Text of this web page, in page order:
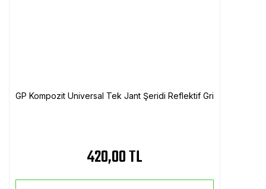
GP Kompozit Universal Tek Jant Şeridi Reflektif Gri
420,00 TL